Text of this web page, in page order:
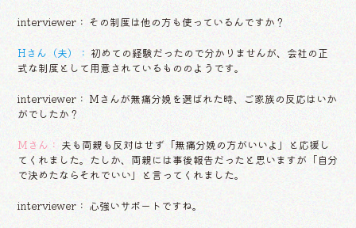
interviewer： その制度は他の方も使っているんですか？
Hさん（夫）： 初めての経験だったので分かりませんが、会社の正
式な制度として用意されているもののようです。
interviewer： Mさんが無痛分娩を選ばれた時、ご家族の反応はいか
がでしたか？
Mさん： 夫も両親も反対はせず「無痛分娩の方がいいよ」と応援し
てくれました。たしか、両親には事後報告だったと思いますが「自分
で決めたならそれでいい」と言ってくれました。
interviewer： 心強いサポートですね。